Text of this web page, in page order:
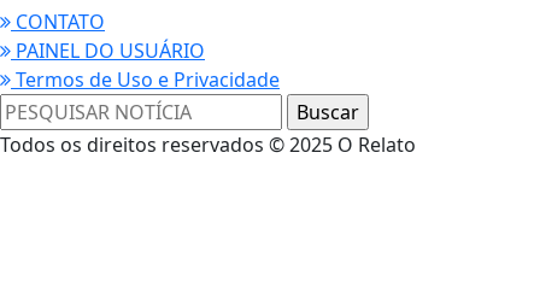
CONTATO
PAINEL DO USUÁRIO
Termos de Uso e Privacidade
Todos os direitos reservados © 2025 O Relato